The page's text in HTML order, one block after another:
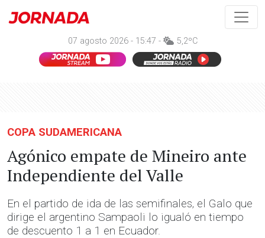
07 agosto 2026 - 15:47 - 5,2ºC
COPA SUDAMERICANA
Agónico empate de Mineiro ante
Independiente del Valle
En el partido de ida de las semifinales, el Galo que
dirige el argentino Sampaoli lo igualó en tiempo
de descuento 1 a 1 en Ecuador.